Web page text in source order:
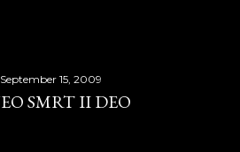
September 15, 2009
SMRT II DEO